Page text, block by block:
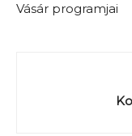
Vásár programjai